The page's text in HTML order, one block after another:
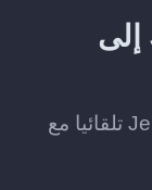
لا يتوفر النقل من Jellyfin إلى
لا تتوفر حاليا مزامنة قوائم تشغيل Jellyfin تلقائيا مع